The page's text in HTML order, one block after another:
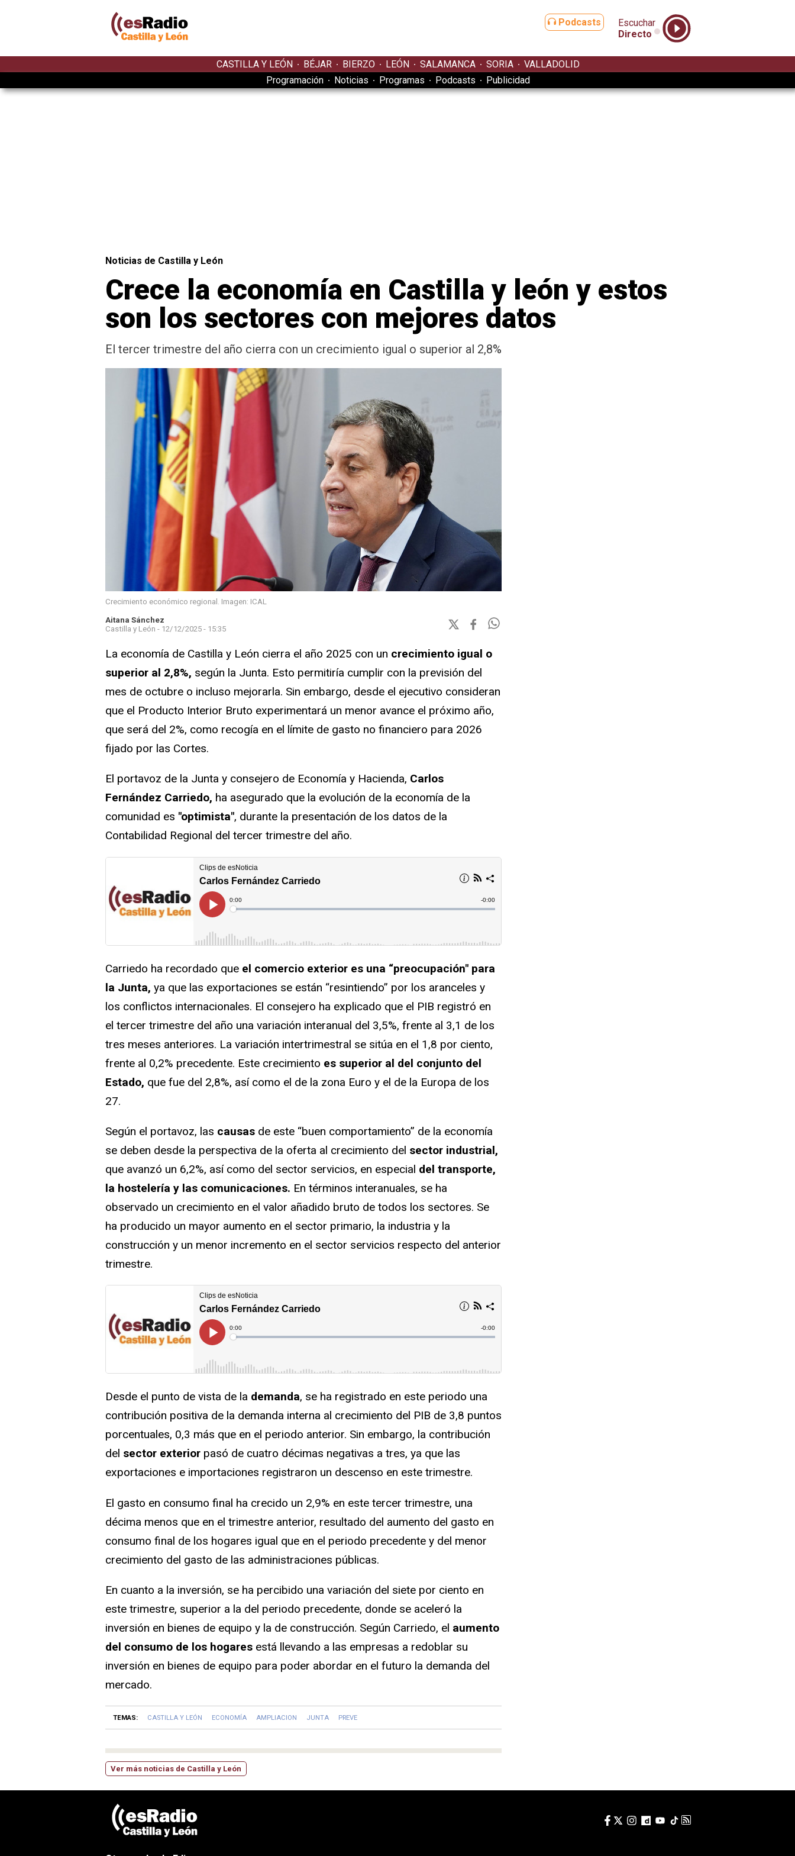
Podcasts
Escuchar
Directo
CASTILLA Y LEÓN BÉJAR BIERZO LEÓN SALAMANCA SORIA
VALLADOLID
Programación
Noticias Programas Podcasts Publicidad
Noticias de Castilla y León
Crece la economía en Castilla y león y estos
son los sectores con mejores datos
El tercer trimestre del año cierra con un crecimiento igual o superior al 2,8%
Crecimiento económico regional. Imagen: ICAL
Aitana Sánchez
Castilla y León - 12/12/2025 - 15:35
La economía de Castilla y León cierra el año 2025 con un crecimiento igual o
superior al 2,8%, según la Junta. Esto permitiría cumplir con la previsión del
mes de octubre o incluso mejorarla. Sin embargo, desde el ejecutivo consideran
que el Producto Interior Bruto experimentará un menor avance el próximo año,
que será del 2%, como recogía en el límite de gasto no financiero para 2026
fijado por las Cortes.
El portavoz de la Junta y consejero de Economía y Hacienda, Carlos
Fernández Carriedo, ha asegurado que la evolución de la economía de la
comunidad es "optimista", durante la presentación de los datos de la
Contabilidad Regional del tercer trimestre del año.
Carriedo ha recordado que el comercio exterior es una “preocupación" para
la Junta, ya que las exportaciones se están “resintiendo” por los aranceles y
los conflictos internacionales. El consejero ha explicado que el PIB registró en
el tercer trimestre del año una variación interanual del 3,5%, frente al 3,1 de los
tres meses anteriores. La variación intertrimestral se sitúa en el 1,8 por ciento,
frente al 0,2% precedente. Este crecimiento es superior al del conjunto del
Estado, que fue del 2,8%, así como el de la zona Euro y el de la Europa de los
27.
Según el portavoz, las causas de este “buen comportamiento” de la economía
se deben desde la perspectiva de la oferta al crecimiento del sector industrial,
que avanzó un 6,2%, así como del sector servicios, en especial del transporte,
la hostelería y las comunicaciones. En términos interanuales, se ha
observado un crecimiento en el valor añadido bruto de todos los sectores. Se
ha producido un mayor aumento en el sector primario, la industria y la
construcción y un menor incremento en el sector servicios respecto del anterior
trimestre.
Desde el punto de vista de la demanda, se ha registrado en este periodo una
contribución positiva de la demanda interna al crecimiento del PIB de 3,8 puntos
porcentuales, 0,3 más que en el periodo anterior. Sin embargo, la contribución
del sector exterior pasó de cuatro décimas negativas a tres, ya que las
exportaciones e importaciones registraron un descenso en este trimestre.
El gasto en consumo final ha crecido un 2,9% en este tercer trimestre, una
décima menos que en el trimestre anterior, resultado del aumento del gasto en
consumo final de los hogares igual que en el periodo precedente y del menor
crecimiento del gasto de las administraciones públicas.
En cuanto a la inversión, se ha percibido una variación del siete por ciento en
este trimestre, superior a la del periodo precedente, donde se aceleró la
inversión en bienes de equipo y la de construcción. Según Carriedo, el aumento
del consumo de los hogares está llevando a las empresas a redoblar su
inversión en bienes de equipo para poder abordar en el futuro la demanda del
mercado.
TEMAS: CASTILLA Y LEÓN ECONOMÍA AMPLIACION JUNTA PREVE
Ver más noticias de Castilla y León